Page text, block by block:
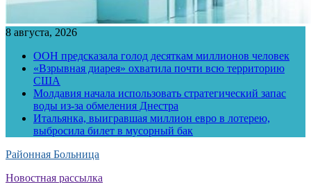
8 августа, 2026
ООН предсказала голод десяткам миллионов человек
«Взрывная диарея» охватила почти всю территорию
США
Молдавия начала использовать стратегический запас
воды из-за обмеления Днестра
Итальянка, выигравшая миллион евро в лотерею,
выбросила билет в мусорный бак
Районная Больница
Новостная рассылка